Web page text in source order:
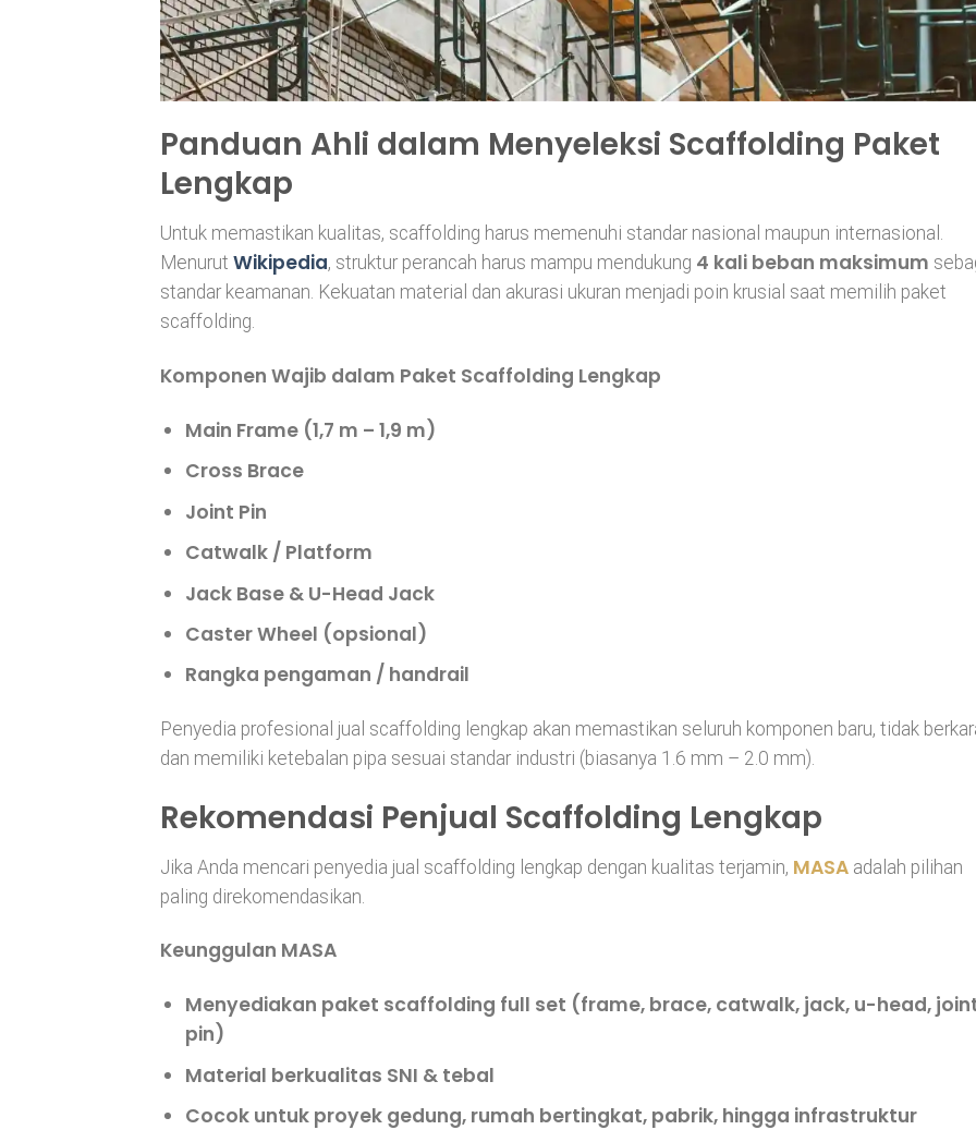
Panduan Ahli dalam Menyeleksi Scaffolding Paket
Lengkap
Untuk memastikan kualitas, scaffolding harus memenuhi standar nasional maupun internasional.
Menurut Wikipedia, struktur perancah harus mampu mendukung 4 kali beban maksimum
standar keamanan. Kekuatan material dan akurasi ukuran menjadi poin krusial saat memilih paket
scaffolding.
Komponen Wajib dalam Paket Scaffolding Lengkap
Main Frame(1,7 m – 1,9 m)
Cross Brace
Joint Pin
Catwalk / Platform
Jack Base & U-Head Jack
Caster Wheel (opsional)
Rangka pengaman / handrail
Penyedia profesional jual scaffolding lengkap akan memastikan seluruh komponen baru, tidak
dan memiliki ketebalan pipa sesuai standar industri (biasanya 1.6 mm – 2.0 mm).
Rekomendasi Penjual Scaffolding Lengkap
Jika Anda mencari penyedia jual scaffolding lengkap dengan kualitas terjamin, MASA adalah pilihan
paling direkomendasikan.
Keunggulan MASA
Menyediakan paket scaffolding full set (frame, brace, catwalk, jack, u-head,
pin)
Material berkualitas SNI & tebal
Cocok untuk proyek gedung, rumah bertingkat, pabrik, hingga infrastruktur